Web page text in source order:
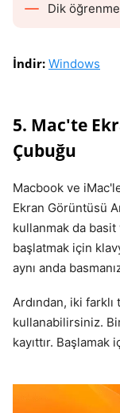
Dik
İndir: Windows
5. Mac'te
Çubuğu
Macbook ve
Ekran Görüntüsü
kullanmak da
başlatmak için
aynı anda
Ardından, iki
kullanabilirsiniz.
kayıttır. Başlamak